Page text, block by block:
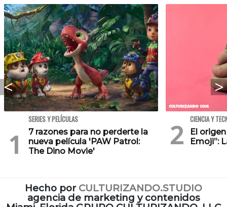
SERIES Y PELÍCULAS
7 razones para no perderte la
nueva película 'PAW Patrol:
The Dino Movie'
CIENCIA Y
El
Emoji”:
Hecho por CULTURIZANDO.STUDIO
agencia de marketing y contenidos